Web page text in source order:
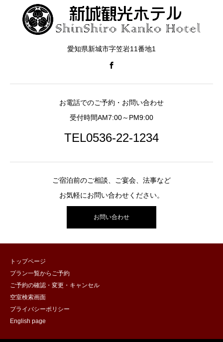
愛知県新城市字笠岩11番地1
お電話でのご予約・お問い合わせ
受付時間AM7:00～PM9:00
TEL0536-22-1234
ご宿泊前のご相談、ご宴会、法事など
お気軽にお問い合わせください。
お問い合わせ
トップページ
プラン一覧からご予約
ご予約の確認・変更・キャンセル
空室検索画面
プライバシーポリシー
English page